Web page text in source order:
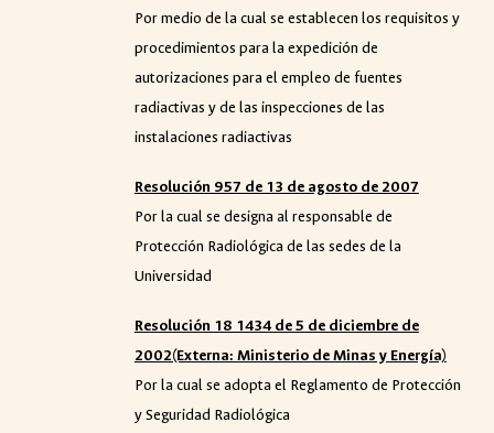
Por medio de la cual se establecen los requisitos y
procedimientos para la expedición de
autorizaciones para el empleo de fuentes
radiactivas y de las inspecciones de las
instalaciones radiactivas
Resolución 957 de 13 de agosto de 2007
Por la cual se designa al responsable de
Protección Radiológica de las sedes de la
Universidad
Resolución 18 1434 de 5 de diciembre de
2002(Externa: Ministerio de Minas y Energía)
Por la cual se adopta el Reglamento de Protección
y Seguridad Radiológica